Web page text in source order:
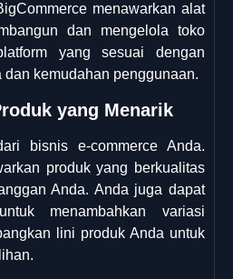
menawarkan alat
dan mengelola toko
yang sesuai dengan
dan kemudahan penggunaan.
yang Menarik
bisnis e-commerce Anda.
produk yang berkualitas
Anda. Anda juga dapat
menambahkan variasi
lini produk Anda untuk